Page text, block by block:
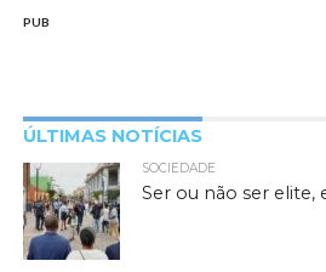
PUB
ÚLTIMAS NOTÍCIAS
SOCIEDADE
Ser ou não ser elite,